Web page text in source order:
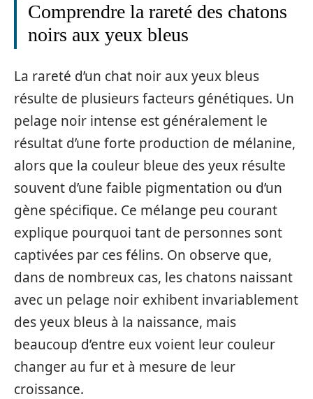
Comprendre la rareté des chatons
noirs aux yeux bleus
La rareté d’un chat noir aux yeux bleus
résulte de plusieurs facteurs génétiques. Un
pelage noir intense est généralement le
résultat d’une forte production de mélanine,
alors que la couleur bleue des yeux résulte
souvent d’une faible pigmentation ou d’un
gène spécifique. Ce mélange peu courant
explique pourquoi tant de personnes sont
captivées par ces félins. On observe que,
dans de nombreux cas, les chatons naissant
avec un pelage noir exhibent invariablement
des yeux bleus à la naissance, mais
beaucoup d’entre eux voient leur couleur
changer au fur et à mesure de leur
croissance.